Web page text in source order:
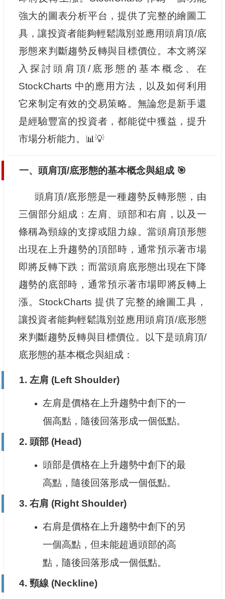
強大的圖表分析平台，提供了完整的繪圖工
具，讓投資者能夠輕鬆識別並應用頭肩頂/底
形態來判斷趨勢反轉與目標價位。本文將深
入探討頭肩頂/底形態的基本概念、在
StockCharts 中的應用方法，以及如何利用
它來制定有效的交易策略。無論您是新手還
是經驗豐富的投資者，都能從中獲益，提升
市場分析能力。📊💡
一、頭肩頂/底形態的基本概念與組成 🎯
頭肩頂/底形態是一種趨勢反轉形態，由
三個部分組成：左肩、頭部和右肩，以及一
條稱為頸線的支撐或阻力線。當頭肩頂形態
出現在上升趨勢的頂部時，通常預示著市場
即將反轉下跌；而當頭肩底形態出現在下降
趨勢的底部時，通常預示著市場即將反轉上
漲。StockCharts 提供了完整的繪圖工具，
讓投資者能夠輕鬆識別並應用頭肩頂/底形態
來判斷趨勢反轉與目標價位。以下是頭肩頂/
底形態的基本概念與組成：
1. 左肩 (Left Shoulder)
左肩是價格在上升趨勢中創下的一
個高點，隨後回落形成一個低點。
2. 頭部 (Head)
頭部是價格在上升趨勢中創下的最
高點，隨後回落形成一個低點。
3. 右肩 (Right Shoulder)
右肩是價格在上升趨勢中創下的另
一個高點，但未能超過頭部的高
點，隨後回落形成一個低點。
4. 頸線 (Neckline)